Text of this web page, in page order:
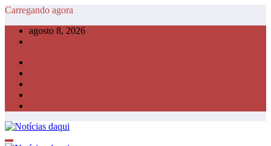
Pular
conteúdo
Carregando agora
agosto 8, 2026